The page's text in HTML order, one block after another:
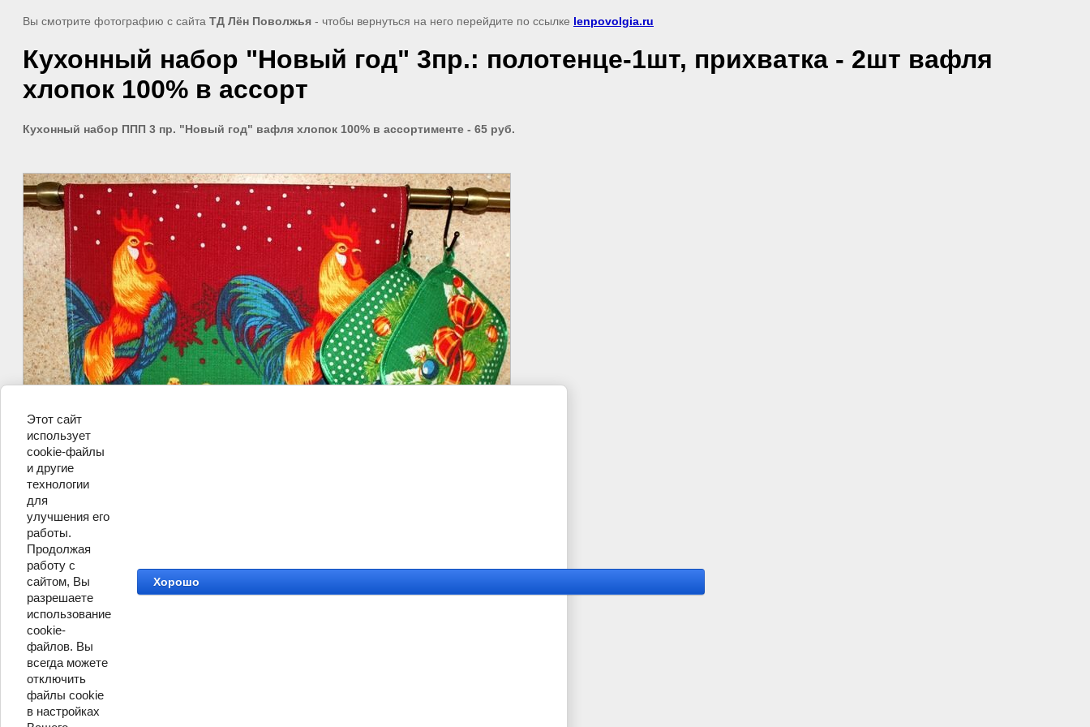
Вы смотрите фотографию с сайта ТД Лён Поволжья - чтобы вернуться на него перейдите по ссылке lenpovolgia.ru
Кухонный набор "Новый год" 3пр.: полотенце-1шт, прихватка - 2шт вафля
хлопок 100% в ассорт
Кухонный набор ППП 3 пр. "Новый год" вафля хлопок 100% в ассортименте - 65 руб.
©ТД Лён Поволжья
Этот сайт
использует
cookie-файлы
и другие
технологии
для
улучшения его
работы.
Продолжая
работу с
сайтом, Вы
разрешаете
использование
cookie-
файлов. Вы
всегда можете
отключить
файлы cookie
в настройках
Хорошо